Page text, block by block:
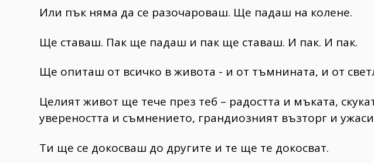
Или пък няма да се разочароваш. Ще падаш на колене.
Ще ставаш. Пак ще падаш и пак ще ставаш. И пак. И пак.
Ще опиташ от всичко в живота - и от тъмнината, и от
Целият живот ще тече през теб – радостта и мъката,
увереността и съмнението, грандиозният възторг и
Ти ще се докосваш до другите и те ще те докосват.